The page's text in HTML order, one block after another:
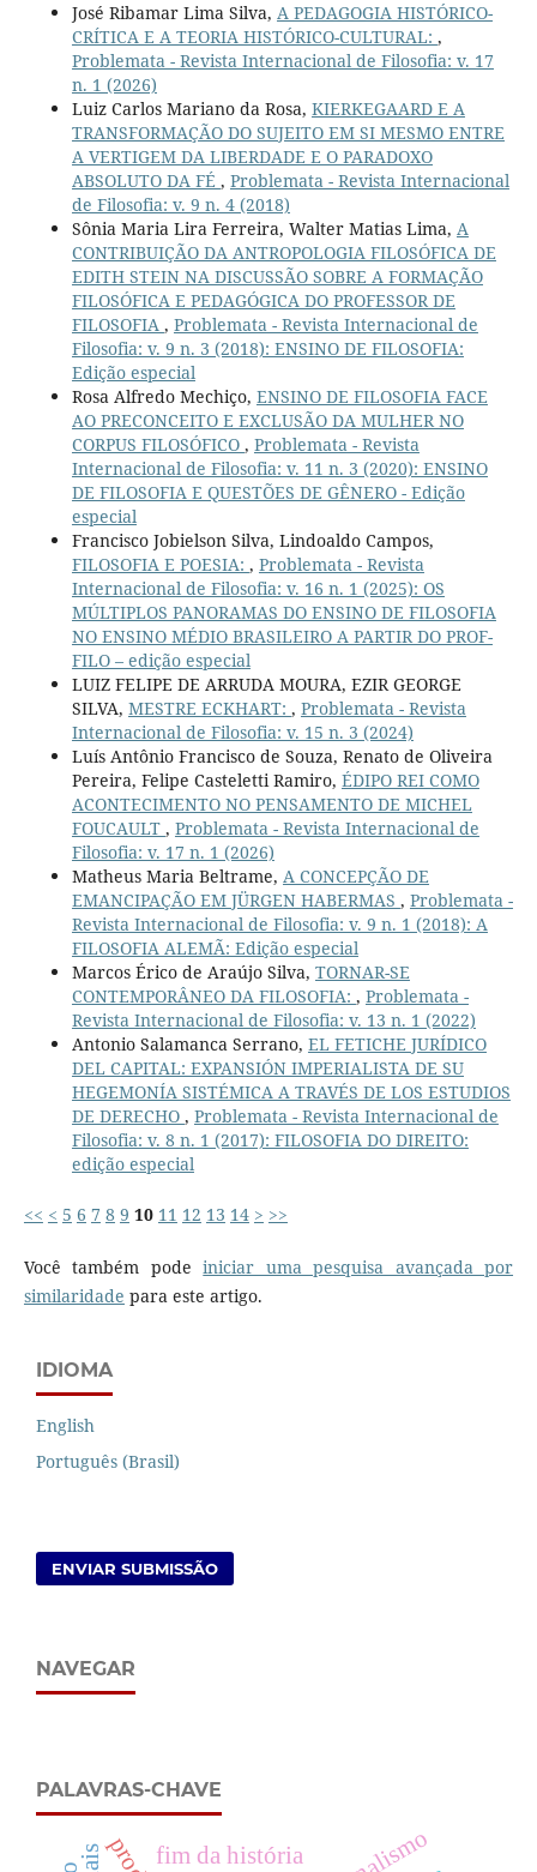
José Ribamar Lima Silva, A PEDAGOGIA HISTÓRICO-
CRÍTICA E A TEORIA HISTÓRICO-CULTURAL: ,
Problemata - Revista Internacional de Filosofia: v. 17
n. 1 (2026)
Luiz Carlos Mariano da Rosa, KIERKEGAARD E A
TRANSFORMAÇÃO DO SUJEITO EM SI MESMO ENTRE
A VERTIGEM DA LIBERDADE E O PARADOXO
ABSOLUTO DA FÉ , Problemata - Revista Internacional
de Filosofia: v. 9 n. 4 (2018)
Sônia Maria Lira Ferreira, Walter Matias Lima, A
CONTRIBUIÇÃO DA ANTROPOLOGIA FILOSÓFICA DE
EDITH STEIN NA DISCUSSÃO SOBRE A FORMAÇÃO
FILOSÓFICA E PEDAGÓGICA DO PROFESSOR DE
FILOSOFIA , Problemata - Revista Internacional de
Filosofia: v. 9 n. 3 (2018): ENSINO DE FILOSOFIA:
Edição especial
Rosa Alfredo Mechiço, ENSINO DE FILOSOFIA FACE
AO PRECONCEITO E EXCLUSÃO DA MULHER NO
CORPUS FILOSÓFICO , Problemata - Revista
Internacional de Filosofia: v. 11 n. 3 (2020): ENSINO
DE FILOSOFIA E QUESTÕES DE GÊNERO - Edição
especial
Francisco Jobielson Silva, Lindoaldo Campos,
FILOSOFIA E POESIA: , Problemata - Revista
Internacional de Filosofia: v. 16 n. 1 (2025): OS
MÚLTIPLOS PANORAMAS DO ENSINO DE FILOSOFIA
NO ENSINO MÉDIO BRASILEIRO A PARTIR DO PROF-
FILO – edição especial
LUIZ FELIPE DE ARRUDA MOURA, EZIR GEORGE
SILVA, MESTRE ECKHART: , Problemata - Revista
Internacional de Filosofia: v. 15 n. 3 (2024)
Luís Antônio Francisco de Souza, Renato de Oliveira
Pereira, Felipe Casteletti Ramiro, ÉDIPO REI COMO
ACONTECIMENTO NO PENSAMENTO DE MICHEL
FOUCAULT , Problemata - Revista Internacional de
Filosofia: v. 17 n. 1 (2026)
Matheus Maria Beltrame, A CONCEPÇÃO DE
EMANCIPAÇÃO EM JÜRGEN HABERMAS , Problemata -
Revista Internacional de Filosofia: v. 9 n. 1 (2018): A
FILOSOFIA ALEMÃ: Edição especial
Marcos Érico de Araújo Silva, TORNAR-SE
CONTEMPORÂNEO DA FILOSOFIA: , Problemata -
Revista Internacional de Filosofia: v. 13 n. 1 (2022)
Antonio Salamanca Serrano, EL FETICHE JURÍDICO
DEL CAPITAL: EXPANSIÓN IMPERIALISTA DE SU
HEGEMONÍA SISTÉMICA A TRAVÉS DE LOS ESTUDIOS
DE DERECHO , Problemata - Revista Internacional de
Filosofia: v. 8 n. 1 (2017): FILOSOFIA DO DIREITO:
edição especial
<< < 5 6 7 8 9 10 11 12 13 14 > >>
Você também podeiniciar uma pesquisa avançada por
similaridade para este artigo.
IDIOMA
English
Português (Brasil)
ENVIAR SUBMISSÃO
NAVEGAR
PALAVRAS-CHAVE
fim da história